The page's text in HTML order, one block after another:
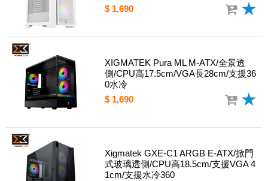
$ 1,690
XIGMATEK Pura ML M-ATX/全景透
側/CPU高17.5cm/VGA長28cm/支援36
0水冷
$ 1,690
Xigmatek GXE-C1 ARGB E-ATX/掀門
式玻璃透側/CPU高18.5cm/支援VGA 4
1cm/支援水冷360